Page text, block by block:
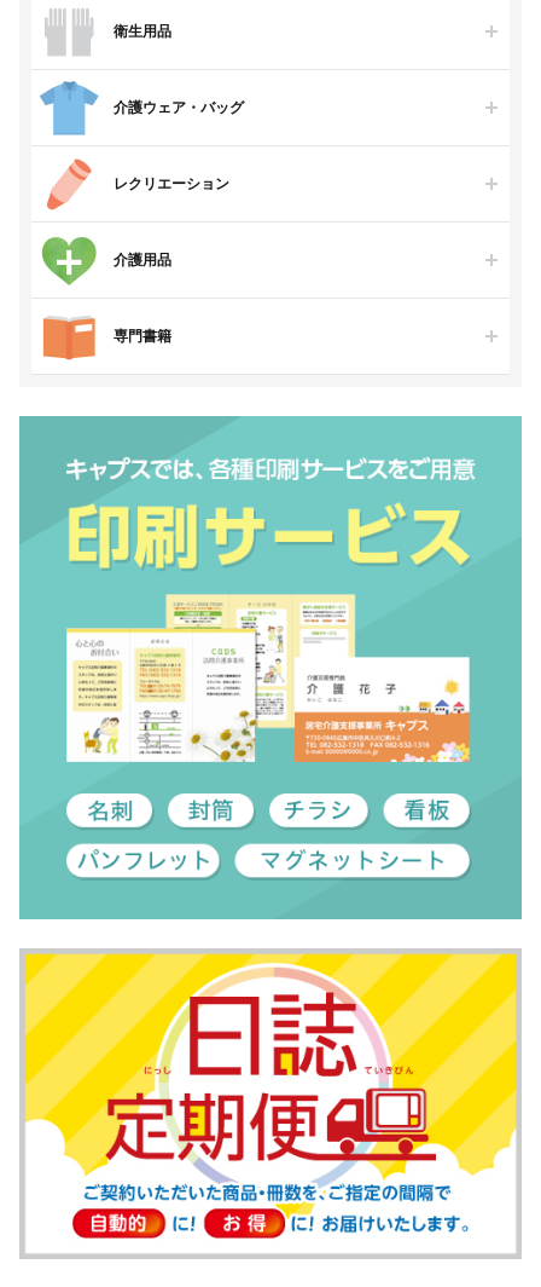
衛生用品
介護ウェア・バッグ
レクリエーション
介護用品
専門書籍